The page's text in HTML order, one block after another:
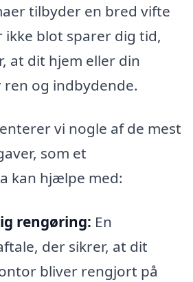
tilbyder en bred vifte
ikke blot sparer dig tid,
at dit hjem eller din
og indbydende.
vi nogle af de mest
som et
kan hjælpe med:
rengøring: En
der sikrer, at dit
bliver rengjort på